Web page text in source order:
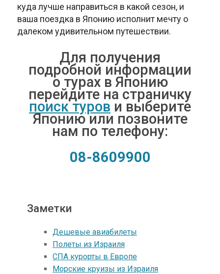
куда лучше направиться в какой сезон, и
ваша поездка в Японию исполнит мечту о
далеком удивительном путешествии.
Для получения
подробной информации
о турах в Японию
перейдите на страничку
поиск туров и выберите
Японию или позвоните
нам по телефону:
08-8609900
Заметки
Дешевые авиабилеты
Полеты из Израиля
СПА курорты в Европе
Морские круизы из Израиля